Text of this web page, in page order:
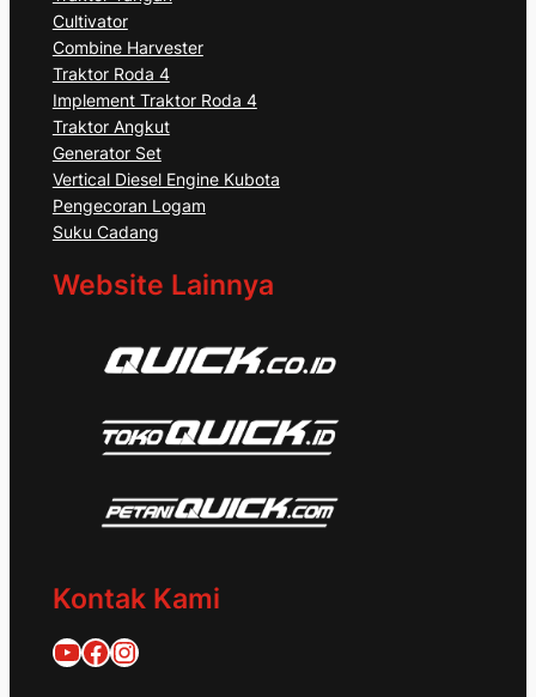
Cultivator
Combine Harvester
Traktor Roda 4
Implement Traktor Roda 4
Traktor Angkut
Generator Set
Vertical Diesel Engine Kubota
Pengecoran Logam
Suku Cadang
Website Lainnya
Kontak Kami
Quick Traktor
Traktor Quick 1953@quicktraktor